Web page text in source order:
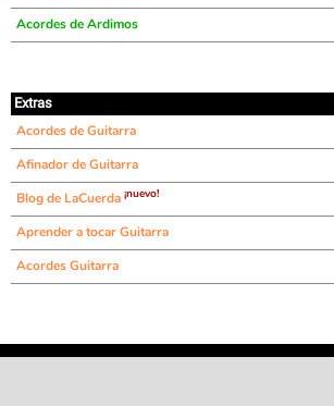
Acordes de Ardimos
Extras
Acordes de Guitarra
Afinador de Guitarra
Blog de LaCuerda ¡nuevo!
Aprender a tocar Guitarra
Acordes Guitarra